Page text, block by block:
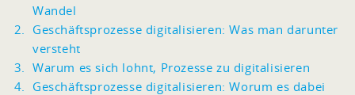
Wandel
Geschäftsprozesse digitalisieren: Was man darunter
versteht
Warum es sich lohnt, Prozesse zu digitalisieren
Geschäftsprozesse digitalisieren: Worum es dabei